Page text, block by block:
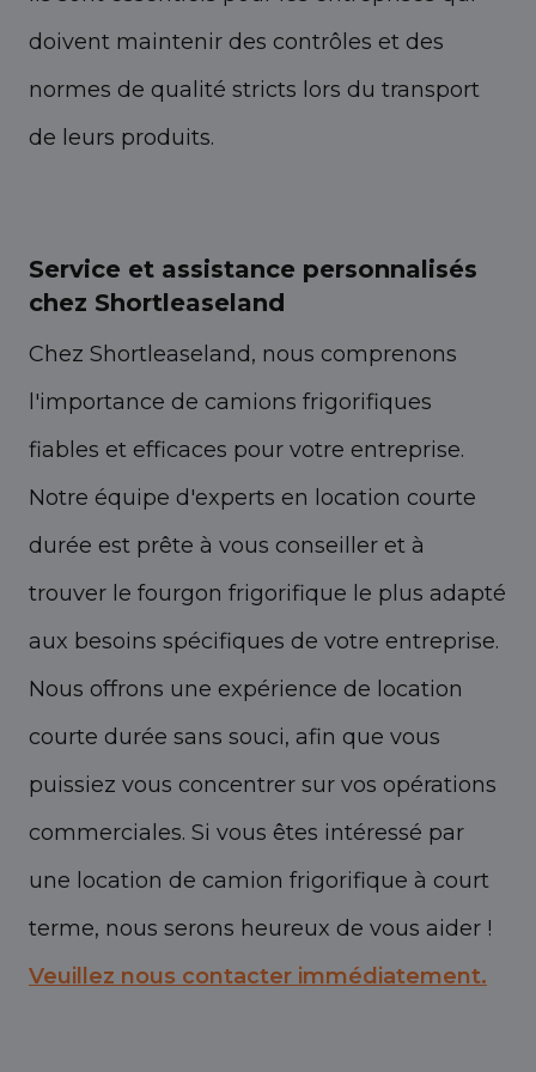
doivent maintenir des contrôles et des
normes de qualité stricts lors du transport
de leurs produits.
Service et assistance personnalisés
chez Shortleaseland
Chez Shortleaseland, nous comprenons
l'importance de camions frigorifiques
fiables et efficaces pour votre entreprise.
Notre équipe d'experts en location courte
durée est prête à vous conseiller et à
trouver le fourgon frigorifique le plus adapté
aux besoins spécifiques de votre entreprise.
Nous offrons une expérience de location
courte durée sans souci, afin que vous
puissiez vous concentrer sur vos opérations
commerciales. Si vous êtes intéressé par
une location de camion frigorifique à court
terme, nous serons heureux de vous aider !
Veuillez nous contacter immédiatement.